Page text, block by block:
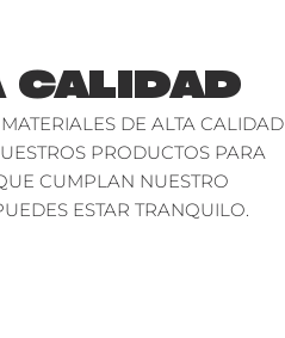
CALIDAD
DE ALTA CALIDAD
PRODUCTOS PARA
CUMPLAN NUESTRO
ESTAR TRANQUILO.